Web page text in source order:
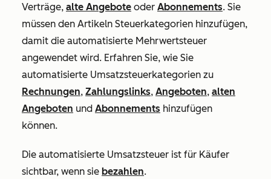
Verträge, alte Angebote oder Abonnements. Sie
müssen den Artikeln Steuerkategorien hinzufügen,
damit die automatisierte Mehrwertsteuer
angewendet wird. Erfahren Sie, wie Sie
automatisierte Umsatzsteuerkategorien zu
Rechnungen, Zahlungslinks, Angeboten, alten
Angeboten und Abonnements hinzufügen
können.
Die automatisierte Umsatzsteuer ist für Käufer
sichtbar, wenn sie bezahlen.